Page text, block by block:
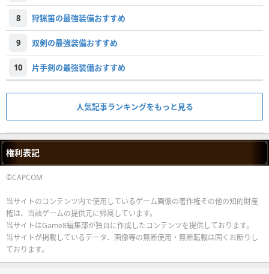
8 狩猟笛の最強装備おすすめ
9 双剣の最強装備おすすめ
10 片手剣の最強装備おすすめ
人気記事ランキングをもっと見る
権利表記
©CAPCOM
当サイトのコンテンツ内で使用しているゲーム画像の著作権その他の知的財産
権は、当該ゲームの提供元に帰属しています。
当サイトはGame8編集部が独自に作成したコンテンツを提供しております。
当サイトが掲載しているデータ、画像等の無断使用・無断転載は固くお断りし
ております。